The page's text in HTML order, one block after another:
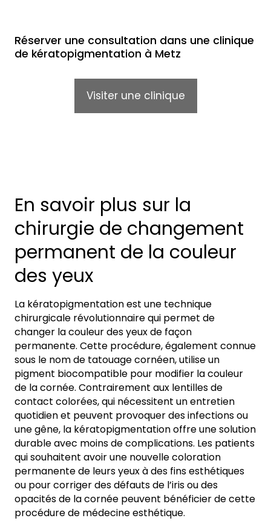
Réserver une consultation dans une clinique
de kératopigmentation à Metz
Visiter une clinique
En savoir plus sur la
chirurgie de changement
permanent de la couleur
des yeux
La kératopigmentation est une technique
chirurgicale révolutionnaire qui permet de
changer la couleur des yeux de façon
permanente. Cette procédure, également connue
sous le nom de tatouage cornéen, utilise un
pigment biocompatible pour modifier la couleur
de la cornée. Contrairement aux lentilles de
contact colorées, qui nécessitent un entretien
quotidien et peuvent provoquer des infections ou
une gêne, la kératopigmentation offre une solution
durable avec moins de complications. Les patients
qui souhaitent avoir une nouvelle coloration
permanente de leurs yeux à des fins esthétiques
ou pour corriger des défauts de l’iris ou des
opacités de la cornée peuvent bénéficier de cette
procédure de médecine esthétique.